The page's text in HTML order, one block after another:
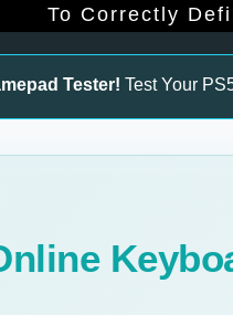
To Correctly
Tester! Test Your